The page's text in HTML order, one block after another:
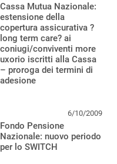
Cassa Mutua Nazionale:
estensione della
copertura assicurativa ?
long term care? ai
coniugi/conviventi more
uxorio iscritti alla Cassa
– proroga dei termini di
adesione
6/10/2009
Fondo Pensione
Nazionale: nuovo periodo
per lo SWITCH